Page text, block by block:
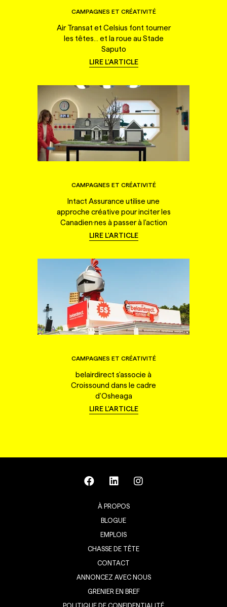
CAMPAGNES ET CRÉATIVITÉ
Air Transat et Celsius font tourner
les têtes... et la roue au Stade
Saputo
LIRE L'ARTICLE
CAMPAGNES ET CRÉATIVITÉ
Intact Assurance utilise une
approche créative pour inciter les
Canadien·nes à passer à l'action
LIRE L'ARTICLE
CAMPAGNES ET CRÉATIVITÉ
belairdirect s'associe à
Croissound dans le cadre
d'Osheaga
LIRE L'ARTICLE
À PROPOS
BLOGUE
EMPLOIS
CHASSE DE TÊTE
CONTACT
ANNONCEZ AVEC NOUS
GRENIER EN BREF
POLITIQUE DE CONFIDENTIALITÉ